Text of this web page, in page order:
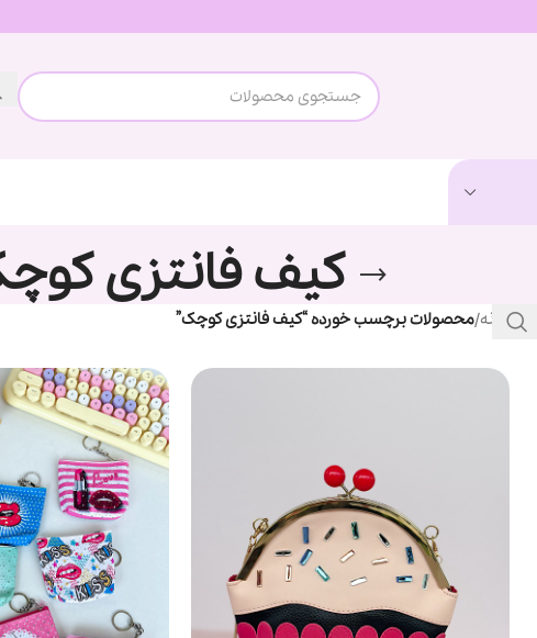
کیف فانتزی
خانه/محصولات برچسب خورده “کیف فانتزی کوچک”